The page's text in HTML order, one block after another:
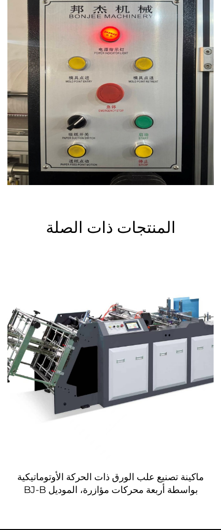
المنتجات ذات الصلة
ماكينة تصنيع علب الورق ذات الحركة الأوتوماتيكية
بواسطة أربعة محركات مؤازرة، الموديل BJ-B